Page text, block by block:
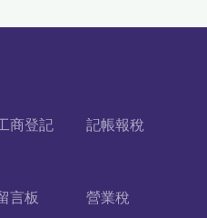
商登記 記帳報稅
言板 營業稅